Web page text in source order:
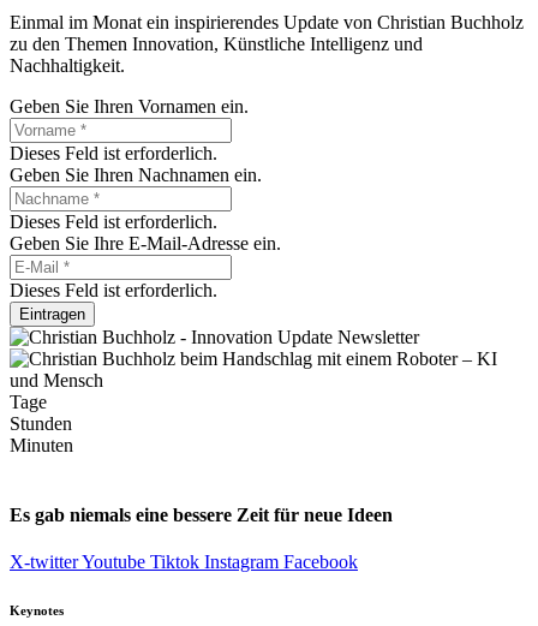
Einmal im Monat ein inspirierendes Update von Christian Buchholz
zu den Themen Innovation, Künstliche Intelligenz und
Nachhaltigkeit.
Geben Sie Ihren Vornamen ein.
Dieses Feld ist erforderlich.
Geben Sie Ihren Nachnamen ein.
Dieses Feld ist erforderlich.
Geben Sie Ihre E-Mail-Adresse ein.
Dieses Feld ist erforderlich.
Eintragen
Tage
Stunden
Minuten
Es gab niemals eine bessere Zeit für neue Ideen
X-twitterYoutube Tiktok Instagram Facebook
Keynotes